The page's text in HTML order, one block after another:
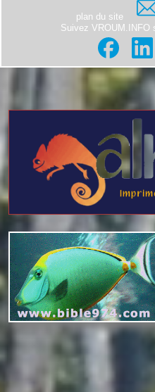
plan du site
Suivez VROUM.INFO